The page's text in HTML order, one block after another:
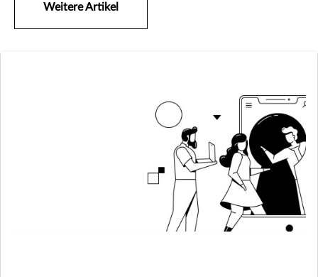
Weitere Artikel